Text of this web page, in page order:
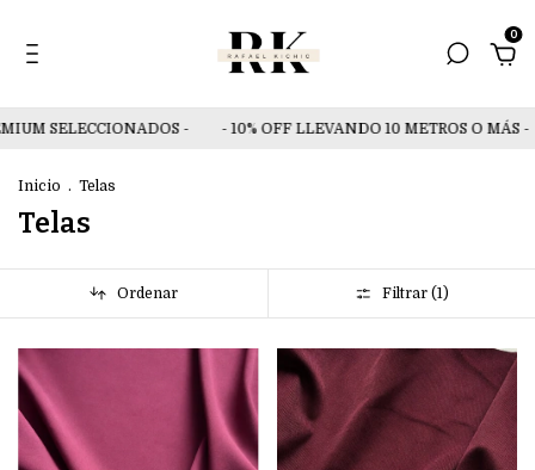
0
SELECCIONADOS - - 10% OFF LLEVANDO 10 METROS O MÁS -
Inicio . Telas
Telas
Ordenar Filtrar (1)